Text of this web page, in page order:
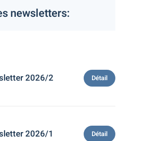
newsletters:
2026/2 Détail
2026/1 Détail